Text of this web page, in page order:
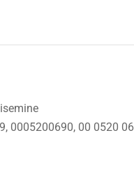
0005200690, 00 0520